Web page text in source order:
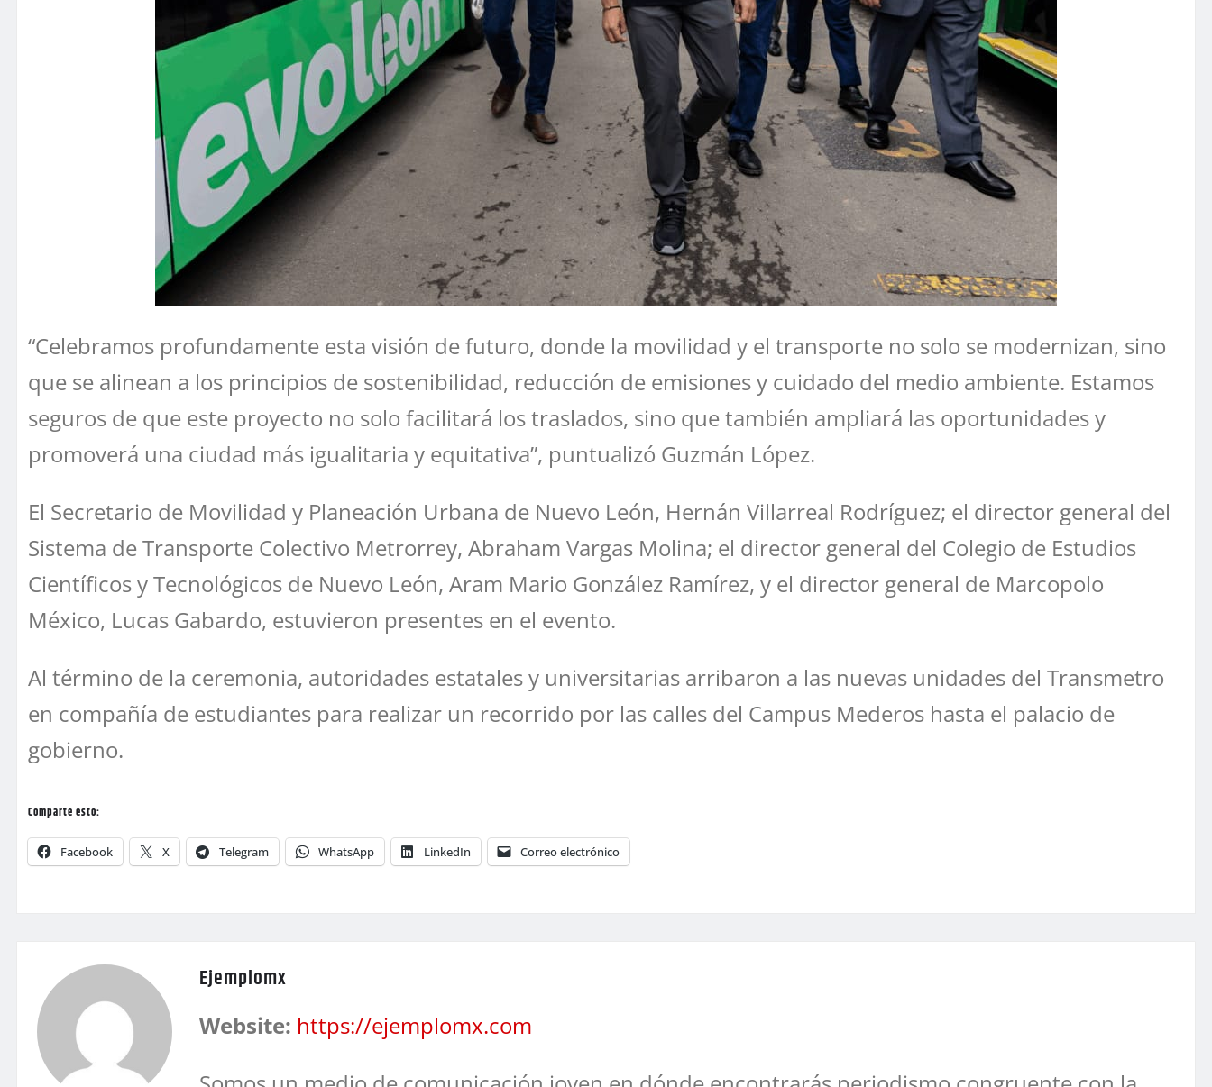
“Celebramos profundamente esta visión de futuro, donde la movilidad y el transporte no solo se modernizan, sino
que se alinean a los principios de sostenibilidad, reducción de emisiones y cuidado del medio ambiente. Estamos
seguros de que este proyecto no solo facilitará los traslados, sino que también ampliará las oportunidades y
promoverá una ciudad más igualitaria y equitativa”, puntualizó Guzmán López.
El Secretario de Movilidad y Planeación Urbana de Nuevo León, Hernán Villarreal Rodríguez; el director general del
Sistema de Transporte Colectivo Metrorrey, Abraham Vargas Molina; el director general del Colegio de Estudios
Científicos y Tecnológicos de Nuevo León, Aram Mario González Ramírez, y el director general de Marcopolo
México, Lucas Gabardo, estuvieron presentes en el evento.
Al término de la ceremonia, autoridades estatales y universitarias arribaron a las nuevas unidades del Transmetro
en compañía de estudiantes para realizar un recorrido por las calles del Campus Mederos hasta el palacio de
gobierno.
Comparte esto:
Facebook X Telegram WhatsApp LinkedIn Correo electrónico
Ejemplomx
Website: https://ejemplomx.com